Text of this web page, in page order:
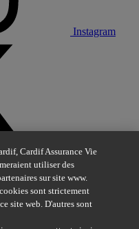
Instagram
Cardif Assurance Vie
utiliser des
sur site www.
sont strictement
site web. D'autres sont